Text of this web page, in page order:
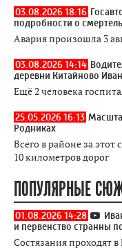
03.08.2026 18:16
подробности о
Авария произошла 3
03.08.2026 14:14
деревни Китайново
Ещё 2 человека
25.05.2026 16:13
Родниках
Всего в районе за
10 километров дорог
ПОПУЛЯРНЫЕ
01.08.2026 14:28
и первенство странны
Состязания проходят